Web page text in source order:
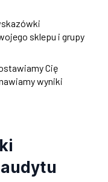
sklepu i grupy
Cię
wyniki